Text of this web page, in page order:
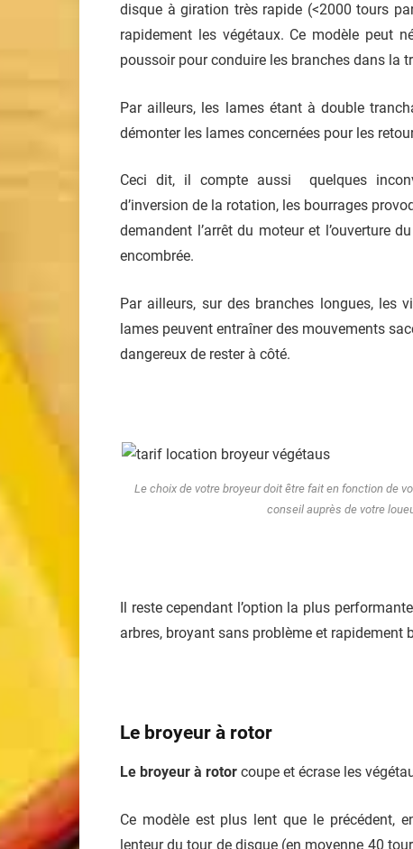
disque à giration très rapide (<2000 tours
rapidement les végétaux. Ce modèle peut
poussoir pour conduire les branches dans la
Par ailleurs, les lames étant à double
démonter les lames concernées pour les
Ceci dit, il compte aussi quelques
d’inversion de la rotation, les bourrages
demandent l’arrêt du moteur et l’ouverture
encombrée.
Par ailleurs, sur des branches longues, les
lames peuvent entraîner des mouvements
dangereux de rester à côté.
Le choix de votre broyeur doit être fait en fonction de
conseil auprès de votre
Il reste cependant l’option la plus
arbres, broyant sans problème et rapidement
Le broyeur à rotor
Le broyeur à rotor coupe et écrase les
Ce modèle est plus lent que le précédent,
lenteur du tour de disque (en moyenne 40